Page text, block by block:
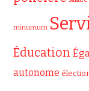
minumum
Éducation
autonome